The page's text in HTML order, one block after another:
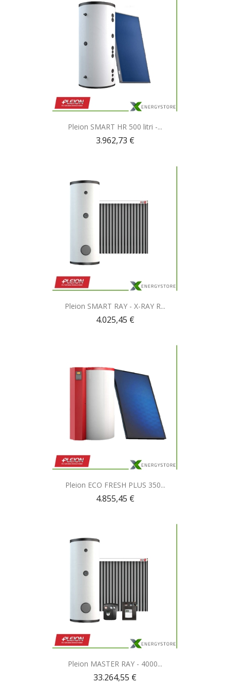
Anteprima
Pleion SMART HR 500 litri -...
3.962,73 €
Anteprima
Pleion SMART RAY - X-RAY R...
4.025,45 €
Anteprima
Pleion ECO FRESH PLUS 350...
4.855,45 €
Anteprima
Pleion MASTER RAY - 4000...
33.264,55 €